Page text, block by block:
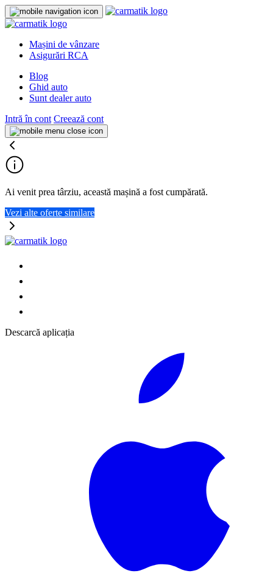
Mașini de vânzare
Asigurări RCA
Blog
Ghid auto
Sunt dealer auto
Intră în cont Creează cont
Ai venit prea târziu, această mașină a fost cumpărată.
Vezi alte oferte similare
Descarcă aplicația